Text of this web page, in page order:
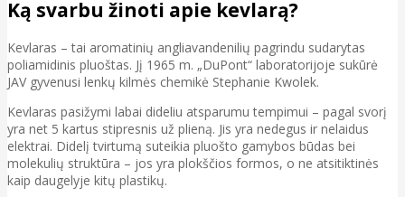
Ką svarbu žinoti apie kevlarą?
Kevlaras – tai aromatinių angliavandenilių pagrindu sudarytas
poliamidinis pluoštas. Jį 1965 m. „DuPont“ laboratorijoje sukūrė
JAV gyvenusi lenkų kilmės chemikė Stephanie Kwolek.
Kevlaras pasižymi labai dideliu atsparumu tempimui – pagal svorį
yra net 5 kartus stipresnis už plieną. Jis yra nedegus ir nelaidus
elektrai. Didelį tvirtumą suteikia pluošto gamybos būdas bei
molekulių struktūra – jos yra plokščios formos, o ne atsitiktinės
kaip daugelyje kitų plastikų.